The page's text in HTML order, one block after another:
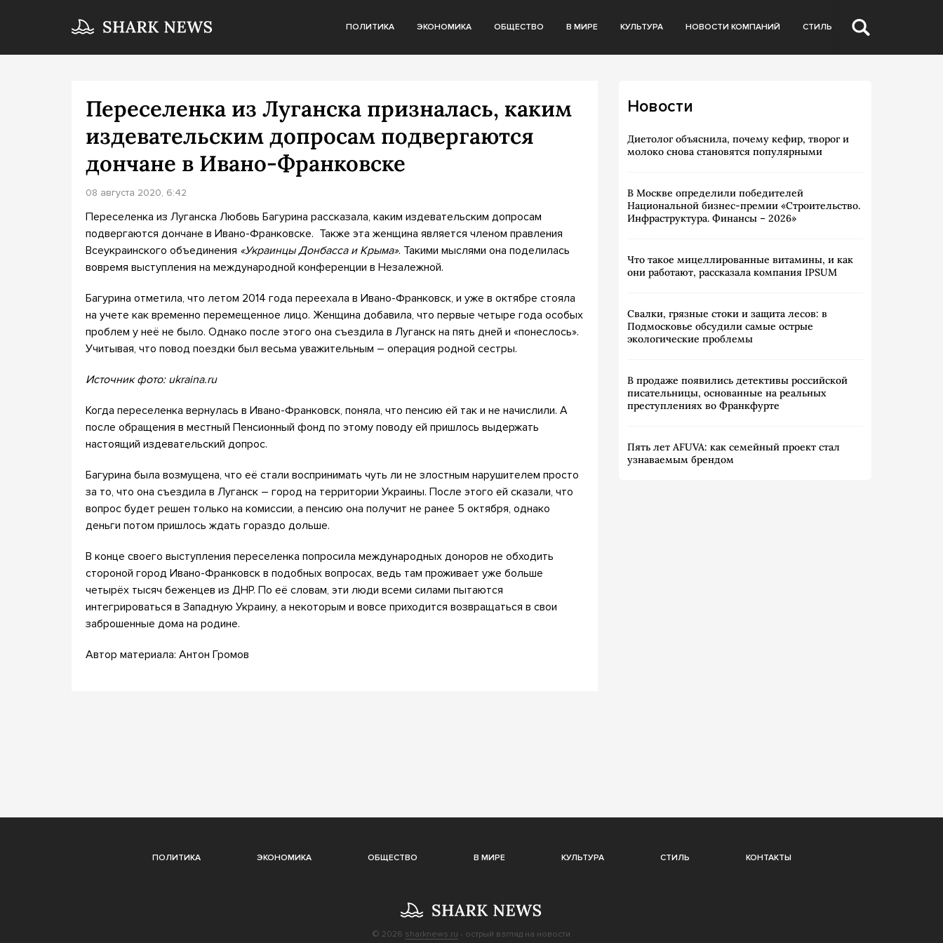
ПОЛИТИКА ЭКОНОМИКА ОБЩЕСТВО В МИРЕ КУЛЬТУРА НОВОСТИ КОМПАНИЙ СТИЛЬ
Переселенка из Луганска призналась, каким
издевательским допросам подвергаются
дончане в Ивано-Франковске
08 августа 2020, 6:42
Переселенка из Луганска Любовь Багурина рассказала, каким издевательским допросам
подвергаются дончане в Ивано-Франковске. Также эта женщина является членом правления
Всеукраинского объединения «Украинцы Донбасса и Крыма». Такими мыслями она поделилась
вовремя выступления на международной конференции в Незалежной.
Багурина отметила, что летом 2014 года переехала в Ивано-Франковск, и уже в октябре стояла
на учете как временно перемещенное лицо. Женщина добавила, что первые четыре года особых
проблем у неё не было. Однако после этого она съездила в Луганск на пять дней и «понеслось».
Учитывая, что повод поездки был весьма уважительным – операция родной сестры.
Источник фото: ukraina.ru
Когда переселенка вернулась в Ивано-Франковск, поняла, что пенсию ей так и не начислили. А
после обращения в местный Пенсионный фонд по этому поводу ей пришлось выдержать
настоящий издевательский допрос.
Багурина была возмущена, что её стали воспринимать чуть ли не злостным нарушителем просто
за то, что она съездила в Луганск – город на территории Украины. После этого ей сказали, что
вопрос будет решен только на комиссии, а пенсию она получит не ранее 5 октября, однако
деньги потом пришлось ждать гораздо дольше.
В конце своего выступления переселенка попросила международных доноров не обходить
стороной город Ивано-Франковск в подобных вопросах, ведь там проживает уже больше
четырёх тысяч беженцев из ДНР. По её словам, эти люди всеми силами пытаются
интегрироваться в Западную Украину, а некоторым и вовсе приходится возвращаться в свои
заброшенные дома на родине.
Автор материала: Антон Громов
Новости
Диетолог объяснила, почему кефир, творог и
молоко снова становятся популярными
В Москве определили победителей
Национальной бизнес-премии «Строительство.
Инфраструктура. Финансы – 2026»
Что такое мицеллированные витамины, и как
они работают, рассказала компания IPSUM
Свалки, грязные стоки и защита лесов: в
Подмосковье обсудили самые острые
экологические проблемы
В продаже появились детективы российской
писательницы, основанные на реальных
преступлениях во Франкфурте
Пять лет AFUVA: как семейный проект стал
узнаваемым брендом
ПОЛИТИКА ЭКОНОМИКА ОБЩЕСТВО В МИРЕ КУЛЬТУРА СТИЛЬ КОНТАКТЫ
© 2026 sharknews.ru - острый взгляд на новости